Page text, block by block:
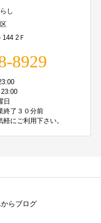
し
2Ｆ
8929
日
終了３０分前
にご利用下さい。
らブログ